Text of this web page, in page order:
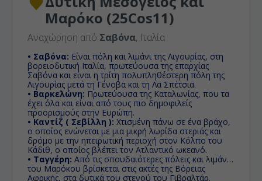
Μαρόκο (25Cos11)
Αναχώρηση από Σαβόνα, Ιταλία
• Σαβόνα: Είναι πόλη και λιμάνι της Λιγουρίας, στη
βορειοδυτική Ιταλία, πρωτεύουσα της επαρχίας
Σαβόνα και είναι η τρίτη πολυπληθέστερη πόλη της
Λιγουρίας μετά τη Γένοβα και τη Λα Σπέτσια.
• Βαρκελώνη: Πρωτεύουσα της Καταλωνίας, που τα
έχει όλα και είναι από τους πιο δημοφιλείς
προορισμούς στην Ευρώπη.
• Καντίζ ( Σεβίλλη ): Χτισμένη πάνω σε ένα βράχο,
ο οποίος ενώνεται με μια μικρή λωρίδα στεριάς και
δρόμο με την ηπειρωτική περιοχή στον Κόλπο του
Κάδιθ, ο οποίος βλέπει τον Ατλαντικό ωκεανό.
• Ταγγέρη: Από τις σπουδαιότερες πόλεις και λιμάνια
του Μαρόκου βρίσκεται στις ακτές της Βόρειας
Αφρικής, στα δυτικά του στενού του Γιβραλτάρ.